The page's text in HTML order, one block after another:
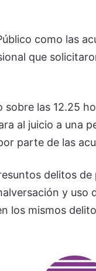
como las
que
sobre las 12.25
al juicio a una
parte de las
delitos
y uso
los mismos